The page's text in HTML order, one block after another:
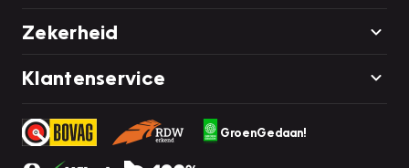
Zekerheid
Klantenservice
GroenGedaan!